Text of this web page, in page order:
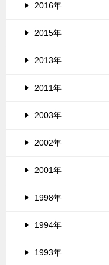
2016年
2015年
2013年
2011年
2003年
2002年
2001年
1998年
1994年
1993年